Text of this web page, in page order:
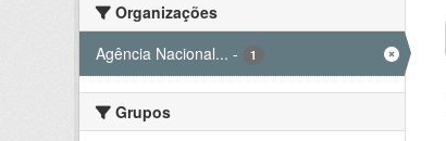
Organizações
Agência Nacional... - 1
Grupos